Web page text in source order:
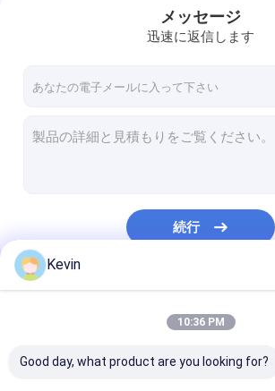
メッセージ
迅速に返信します
続行
Kevin
10:36 PM
Good day, what product are you looking for?